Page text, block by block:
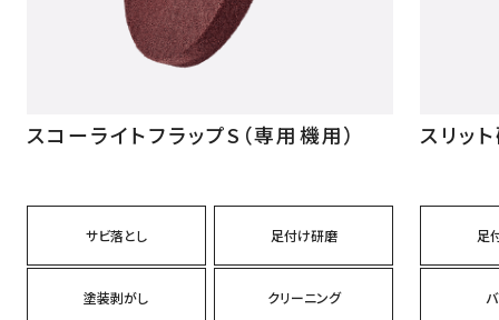
スコーライトフラップS（専用機用）
サビ落とし 足付け研磨
塗装剥がし クリーニング
スリッ
足